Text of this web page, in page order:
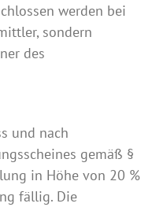
werden bei
sondern
des
und nach
gemäß §
in Höhe von 20 %
fällig. Die